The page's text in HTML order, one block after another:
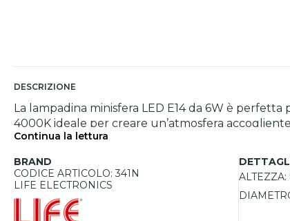
DESCRIZIONE
La lampadina minisfera LED E14 da 6W è
4000K ideale per creare un’atmosfera
quadrati. Grazie alla tecnologia LED, garantisce
un’emissione di 500 lumen e un CRI di 80,
è ideale per installazioni stabili senza necessità di
Continua la lettura
BRAND
CODICE ARTICOLO: 341N
LIFE ELECTRONICS
ALTEZZA: